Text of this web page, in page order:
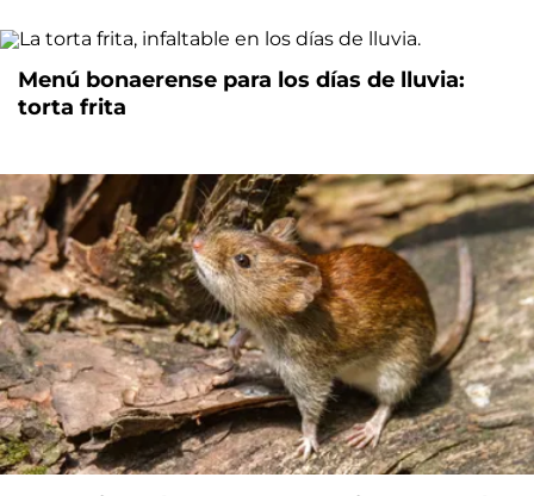
Menú bonaerense para los días de lluvia:
torta frita